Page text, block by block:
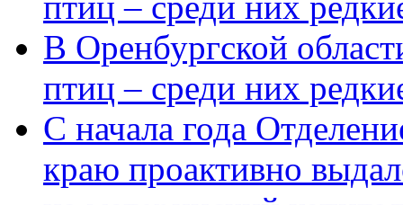
В Оренбургской
птиц – среди них
С начала года
краю проактивно